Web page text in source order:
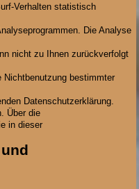
Verhalten statistisch
Die Analyse
nicht zu Ihnen zurückverfolgt
Nichtbenutzung bestimmter
Datenschutzerklärung.
Über die
in dieser